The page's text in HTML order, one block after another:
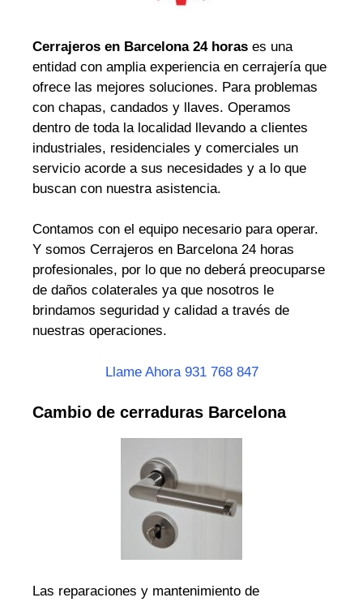
Cerrajeros en Barcelona 24 horas es una
entidad con amplia experiencia en cerrajería que
ofrece las mejores soluciones. Para problemas
con chapas, candados y llaves. Operamos
dentro de toda la localidad llevando a clientes
industriales, residenciales y comerciales un
servicio acorde a sus necesidades y a lo que
buscan con nuestra asistencia.
Contamos con el equipo necesario para operar.
Y somos Cerrajeros en Barcelona 24 horas
profesionales, por lo que no deberá preocuparse
de daños colaterales ya que nosotros le
brindamos seguridad y calidad a través de
nuestras operaciones.
Llame Ahora 931 768 847
Cambio de cerraduras Barcelona
Las reparaciones y mantenimiento de